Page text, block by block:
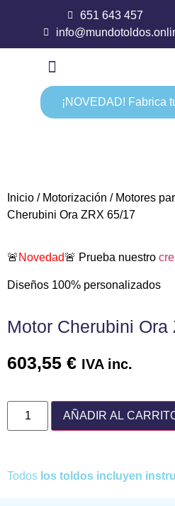
651 643 457
¡NOVEDAD! Fabrica
Inicio / Motorización / Motores
Cherubini Ora ZRX 65/17
🚨 Novedad🚨 Prueba nuestro
Diseños 100% personalizados
Motor Cherubini Ora
603,55 € IVA inc.
AÑADIR AL
Todos los toldos incluyen